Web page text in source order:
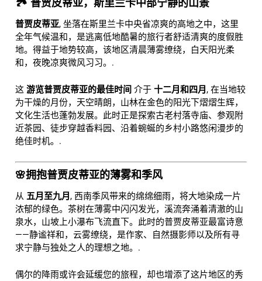
🏞️ 普贾皮蒂亚，斯里兰卡中部宁静的山景
普贾皮蒂亚, 坐落在斯里兰卡中央省凉爽的高地之中，这里
全年气候温和，是逃离低地酷暑的旅行者舒适清爽的度假胜
地。得益于地势较高，该地区清晨薄雾缭绕，白天阳光柔
和，夜晚凉爽微风习习。.
这 游览普贾皮蒂亚的最佳时间 介于 十二月和四月, 在当地较
为干燥的月份，天空晴朗，山林在金色的阳光下熠熠生辉，
文化生活也蓬勃发展。此时正是探索古老村落寺庙、参观附
近茶园、徒步穿越香料园、沿着蜿蜒的乡村小路悠闲漫步的
绝佳时机。.
🌸拥抱普贾皮蒂亚的薄雾和季风
从 五月至九月, 西南季风带来的绵绵细雨，将大地染成一片
浓郁的绿色。茶树在薄雾中闪闪发光，溪流奔涌着清澈的山
泉水，山坡上小瀑布飞流直下。此时的普贾皮蒂亚最富诗意
——静谧祥和，云雾缭绕，是作家、自然摄影师以及所有寻
求宁静与独处之人的理想之地。.
偶尔的降雨或许会延缓您的旅程，却也增添了这片地区的秀